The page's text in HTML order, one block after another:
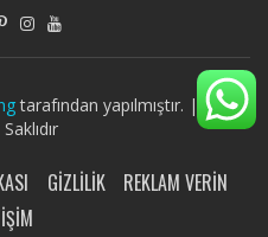
tarafından yapılmıştır. | Tüm
GIZLILIK
REKLAM VERIN